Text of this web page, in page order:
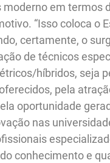
moderno em termos
“Isso coloca o
certamente, o
de técnicos
híbridos, seja
pela
oportunidade
nas
conhecimento e